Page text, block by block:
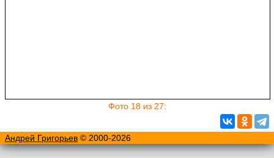
Фото 18 из 27:
Андрей Григорьев © 2000-2026